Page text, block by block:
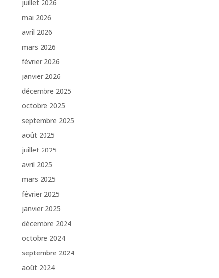
juillet 2026
mai 2026
avril 2026
mars 2026
février 2026
janvier 2026
décembre 2025
octobre 2025
septembre 2025
août 2025
juillet 2025
avril 2025
mars 2025
février 2025
janvier 2025
décembre 2024
octobre 2024
septembre 2024
août 2024